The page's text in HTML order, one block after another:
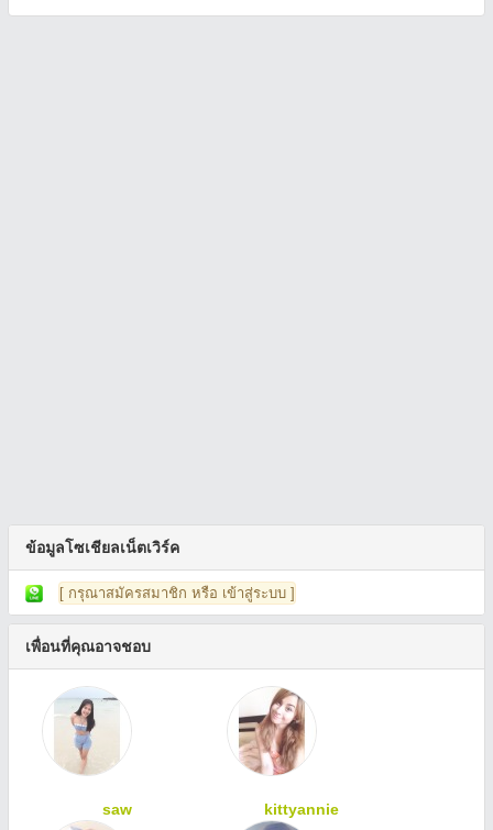
ข้อมูลโซเชียลเน็ตเวิร์ค
[ กรุณาสมัครสมาชิก หรือ เข้าสู่ระบบ ]
เพื่อนที่คุณอาจชอบ
saw kittyannie